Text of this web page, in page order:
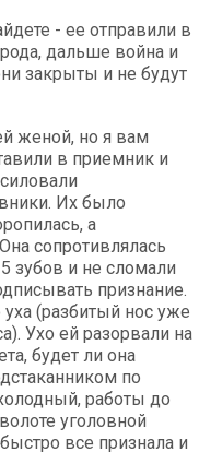
- ее отправили в
дальше война и
закрыты и не будут
женой, но я вам
в приемник и
Их было
а
сопротивлялась
зубов и не сломали
признание.
(разбитый нос уже
Ухо ей разорвали на
будет ли она
по
работы до
уголовной
все признала и